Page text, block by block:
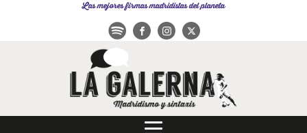
Las mejores firmas madridistas del planeta